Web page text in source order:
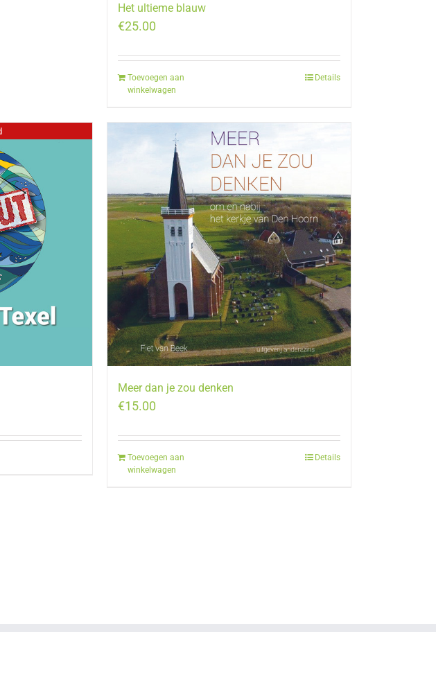
Het ultieme blauw
€25.00
Toevoegen aan
winkelwagen
Details
Meer dan je zou denken
€15.00
Toevoegen aan
winkelwagen
Details